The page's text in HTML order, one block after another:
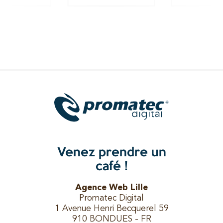
Venez prendre un
café !
Agence Web Lille
Promatec Digital
1 Avenue Henri Becquerel 59
910 BONDUES - FR